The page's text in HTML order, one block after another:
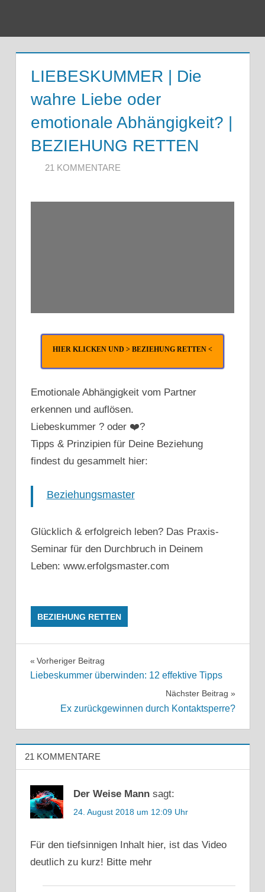
LIEBESKUMMER | Die
wahre Liebe oder
emotionale Abhängigkeit? |
BEZIEHUNG RETTEN
15. JANUAR 2020
ARTKOLMAI@GMAIL.COM
21 KOMMENTARE
HIER KLICKEN UND > BEZIEHUNG RETTEN <
Emotionale Abhängigkeit vom Partner
erkennen und auflösen.
Liebeskummer ? oder ❤️?
Tipps & Prinzipien für Deine Beziehung
findest du gesammelt hier:
Beziehungsmaster
Glücklich & erfolgreich leben? Das Praxis-
Seminar für den Durchbruch in Deinem
Leben: www.erfolgsmaster.com
BEZIEHUNG RETTEN
BEZIEHUNG
BEZIEHUNG
RETTEN
EMX114477
ERFOLGSMASTER
ERFÜLLTES
LEBEN
GLÜCKLICH
GLÜCKLICH
LEBEN
MANKEVICH
Beitragsnavigation
Vorheriger Beitrag
Liebeskummer überwinden: 12 effektive Tipps
Nächster Beitrag
Ex zurückgewinnen durch Kontaktsperre?
21 KOMMENTARE
Der Weise Mann sagt:
24. August 2018 um 12:09 Uhr
Für den tiefsinnigen Inhalt hier, ist das Video
deutlich zu kurz! Bitte mehr